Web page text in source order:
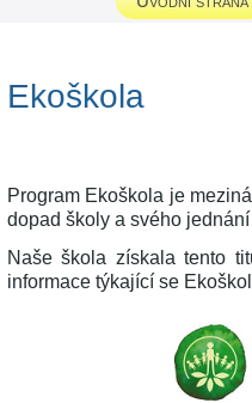
Program Ekoškola je
dopad školy a svého
Naše škola získala tento
informace týkající se